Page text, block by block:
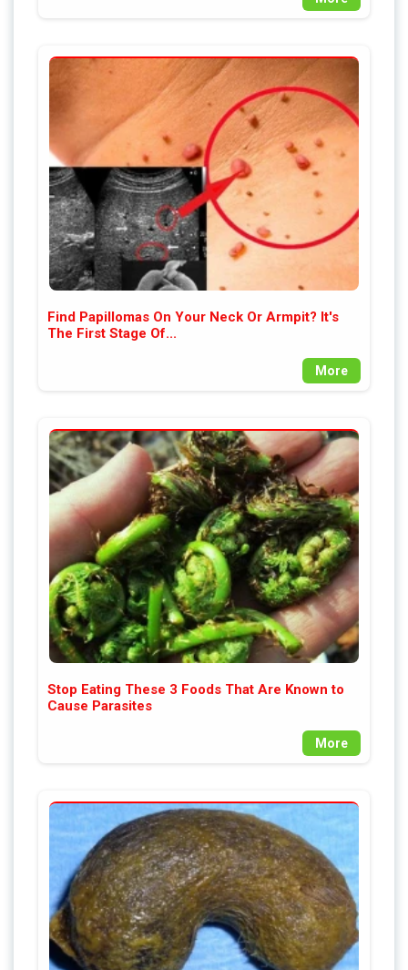
Find Papillomas On Your Neck Or Armpit? It's
The First Stage Of...
More
Stop Eating These 3 Foods That Are Known to
Cause Parasites
More